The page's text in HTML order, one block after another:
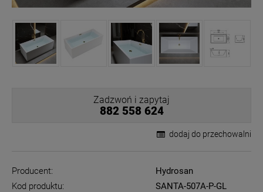
Zadzwoń i zapytaj
882 558 624
dodaj do przechowalni
Producent:
Hydrosan
Kod produktu:
SANTA-507A-P-GL